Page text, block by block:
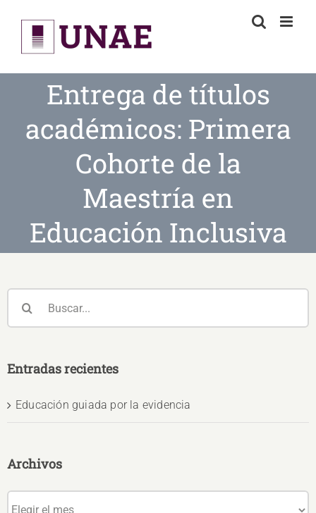
content
Entrega de títulos
académicos: Primera
Cohorte de la
Maestría en
Educación Inclusiva
Entradas recientes
Educación guiada por la evidencia
Archivos